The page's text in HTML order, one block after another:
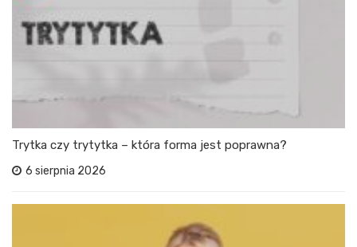
Trytka czy trytytka – która forma jest poprawna?
6 sierpnia 2026